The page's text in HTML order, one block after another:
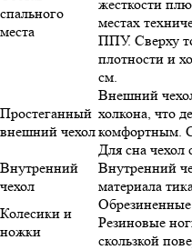
спального
места
жесткости
местах
ППУ. Сверху
плотности и
см.
Простеганный
внешний чехол
Внешний
холкона, что
комфортным.
Для сна чехол
Внутренний
чехол
Внутренний
материала
Колесики и
ножки
Резиновые
скользкой